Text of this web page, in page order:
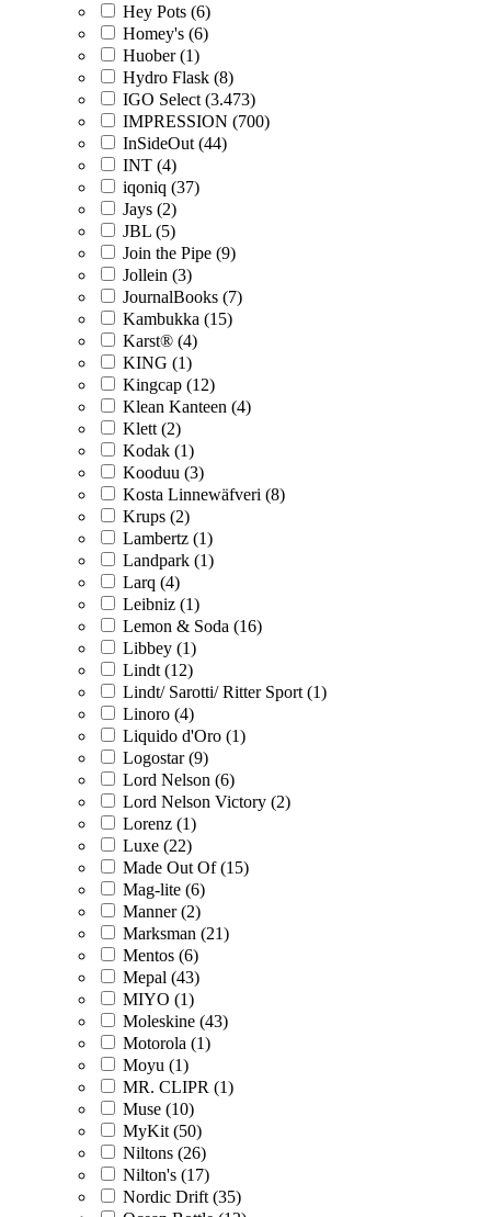
Hey Pots (6)
Homey's (6)
Huober (1)
Hydro Flask (8)
IGO Select (3.473)
IMPRESSION (700)
InSideOut (44)
INT (4)
iqoniq (37)
Jays (2)
JBL (5)
Join the Pipe (9)
Jollein (3)
JournalBooks (7)
Kambukka (15)
Karst® (4)
KING (1)
Kingcap (12)
Klean Kanteen (4)
Klett (2)
Kodak (1)
Kooduu (3)
Kosta Linnewäfveri (8)
Krups (2)
Lambertz (1)
Landpark (1)
Larq (4)
Leibniz (1)
Lemon & Soda (16)
Libbey (1)
Lindt (12)
Lindt/ Sarotti/ Ritter Sport (1)
Linoro (4)
Liquido d'Oro (1)
Logostar (9)
Lord Nelson (6)
Lord Nelson Victory (2)
Lorenz (1)
Luxe (22)
Made Out Of (15)
Mag-lite (6)
Manner (2)
Marksman (21)
Mentos (6)
Mepal (43)
MIYO (1)
Moleskine (43)
Motorola (1)
Moyu (1)
MR. CLIPR (1)
Muse (10)
MyKit (50)
Niltons (26)
Nilton's (17)
Nordic Drift (35)